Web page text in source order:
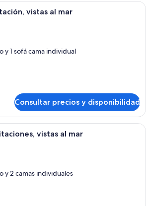
Habitación de hotel con cama, una
vistas al mar
y 1 sofá cama individual
Consultar precios y disponibilidad
Habitación de hotel con una cama
vistas al mar
y 2 camas individuales